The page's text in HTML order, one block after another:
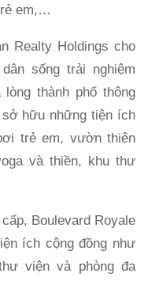
em,…
Realty Holdings cho
sống trải nghiệm
thành phố thông
sở hữu những tiện ích
trẻ em, vườn thiên
và thiền, khu thư
Boulevard Royale
ích cộng đồng như
viện và phòng đa